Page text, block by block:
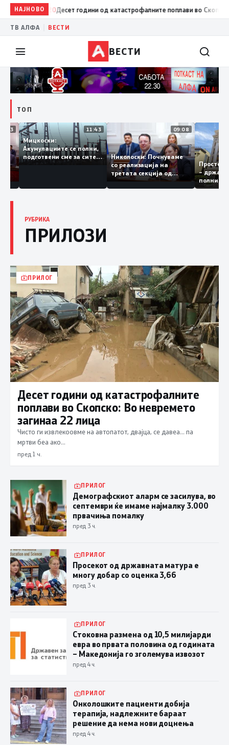
НАЈНОВО
15:20Десет години од катастрофалните поплави во Скопско: Во
ТВ АЛФА ВЕСТИ
ВЕСТИ
ТОП
12:03
грант
за
11:43
Мицкоски:
Акумулациите се полни,
подготвени сме за сите
ризици, не размислување
09:08
Николоски: Почнуваме
со реализација на
третата секција од
железничкиот Коридор
8, Македонија станува
–
РУБРИКА
ПРИЛОЗИ
ПРИЛОГ
Десет години од катастрофалните
поплави во Скопско: Во невремето
загинаа 22 лица
Чисто ги извлекоовме на автопатот, двајца, се давеа… па
мртви беа ако…
пред 1 ч.
ПРИЛОГ
Демографскиот аларм се засилува, во
септември ќе имаме најмалку 3.000
првачиња помалку
пред 3 ч.
ПРИЛОГ
Просекот од државната матура е
многу добар со оценка 3,66
пред 3 ч.
ПРИЛОГ
Стоковна размена од 10,5 милијарди
евра во првата половина од годината
– Македонија го зголемува извозот
пред 4 ч.
ПРИЛОГ
Онколошките пациенти добија
терапија, надлежните бараат
решение да нема нови доцнења
пред 4 ч.